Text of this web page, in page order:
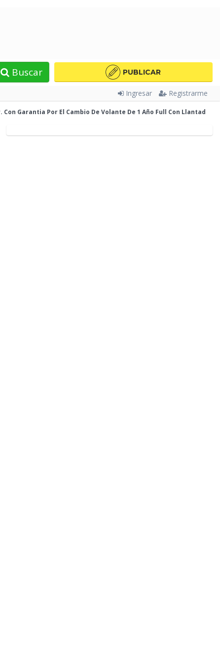
Buscar PUBLICAR
Ingresar Registrarme
Con Garantia Por El Cambio De Volante De 1 Año Full Con Llantad